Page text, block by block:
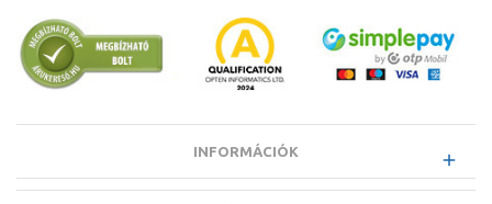
Rozsdamentes acél mosogatótálca
Amennyiben strapabíró megoldástkeresünk, úgy a rozsdamentes
típus a mosogatók terén, hiszenkedvezőár-érték aránnyal
rendelkezik, az alapanyag pedig rendkívül strapabíró. Színe a legtöbb
esetben fényes króm, azonban manapság egyéb színekben - mint
például a fekete – is megtalálható. Formáját tekintve lehet szögletes és
INFORMÁCIÓK